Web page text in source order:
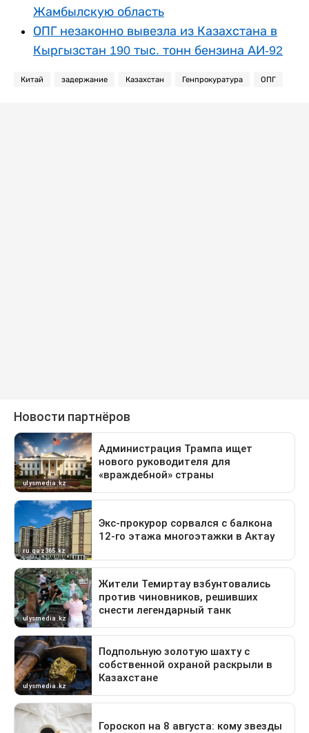
Жамбылскую область
ОПГ незаконно вывезла из Казахстана в
Кыргызстан 190 тыс. тонн бензина АИ-92
Китай задержание Казахстан Генпрокуратура ОПГ